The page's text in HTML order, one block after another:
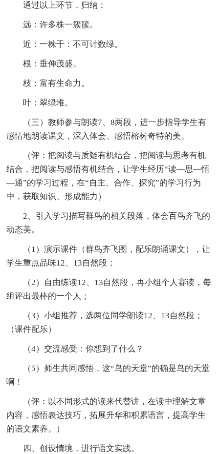
通过以上环节，归纳：
远：许多株一簇簇。
近：一株干：不可计数绿。
根：垂伸茂盛。
枝：富有生命力。
叶：翠绿堆。
（三）教师参与朗读7、8两段，进一步指导学生有
感情地朗读课文，深入体会、感悟榕树奇特的美。
（评：把阅读与质疑有机结合，把阅读与思考有机
结合，把阅读与感悟有机结合，让学生经历“读—思—悟
—通”的学习过程，在“自主、合作、探究”的学习行为
中，获取知识、形成能力）
2、引入学习描写群鸟的相关段落，体会百鸟齐飞的
动态美。
（1）演示课件（群鸟齐飞图，配乐朗诵课文），让
学生重点品味12、13自然段；
（2）自由练读12、13自然段，再小组个人赛读，每
组评出最棒的一个人；
（3）小组推荐，选两位同学朗读12、13自然段；
（课件配乐）
（4）交流感受：你想到了什么？
（5）师生共同感悟，这“鸟的天堂”的确是鸟的天堂
啊！
（评：以不同形式的读来代替讲，在读中理解文章
内容，感悟表达技巧，拓展升华和积累语言，提高学生
的语文素养。）
四、创设情境，进行语文实践。